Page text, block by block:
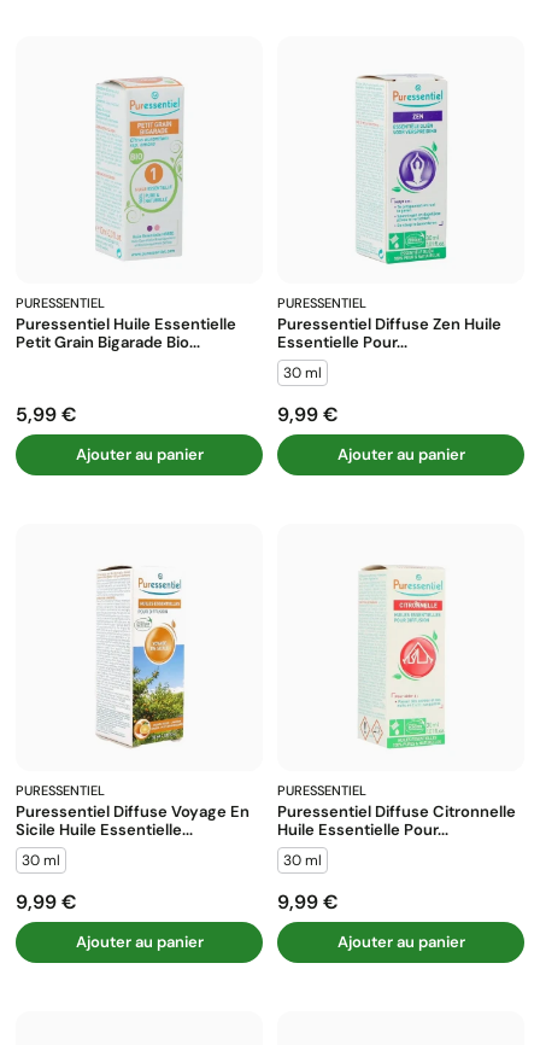
PURESSENTIEL
Puressentiel Huile Essentielle
Petit Grain Bigarade Bio...
Prix
5,99 €
Ajouter au panier
PURESSENTIEL
Puressentiel Diffuse Zen Huile
Essentielle Pour...
30 ml
Prix
9,99 €
Ajouter au panier
PURESSENTIEL
Puressentiel Diffuse Voyage En
Sicile Huile Essentielle...
30 ml
Prix
9,99 €
Ajouter au panier
PURESSENTIEL
Puressentiel Diffuse Citronnelle
Huile Essentielle Pour...
30 ml
Prix
9,99 €
Ajouter au panier